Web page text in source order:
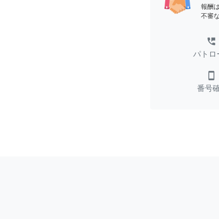
報酬
不審
perm_phone_msg
パトロ
smartphone
番号